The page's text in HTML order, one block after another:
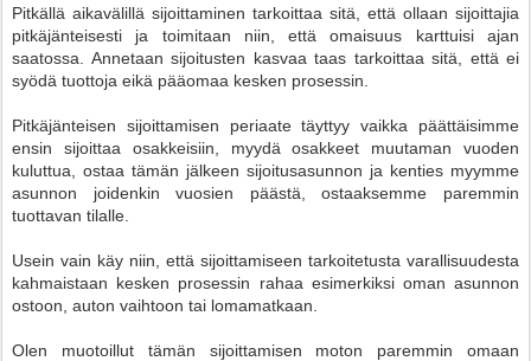
Pitkällä aikavälillä sijoittaminen tarkoittaa sitä, että ollaan sijoittajia
pitkäjänteisesti ja toimitaan niin, että omaisuus karttuisi ajan
saatossa. Annetaan sijoitusten kasvaa taas tarkoittaa sitä, että ei
syödä tuottoja eikä pääomaa kesken prosessin.
Pitkäjänteisen sijoittamisen periaate täyttyy vaikka päättäisimme
ensin sijoittaa osakkeisiin, myydä osakkeet muutaman vuoden
kuluttua, ostaa tämän jälkeen sijoitusasunnon ja kenties myymme
asunnon joidenkin vuosien päästä, ostaaksemme paremmin
tuottavan tilalle.
Usein vain käy niin, että sijoittamiseen tarkoitetusta varallisuudesta
kahmaistaan kesken prosessin rahaa esimerkiksi oman asunnon
ostoon, auton vaihtoon tai lomamatkaan.
Olen muotoillut tämän sijoittamisen moton paremmin omaan